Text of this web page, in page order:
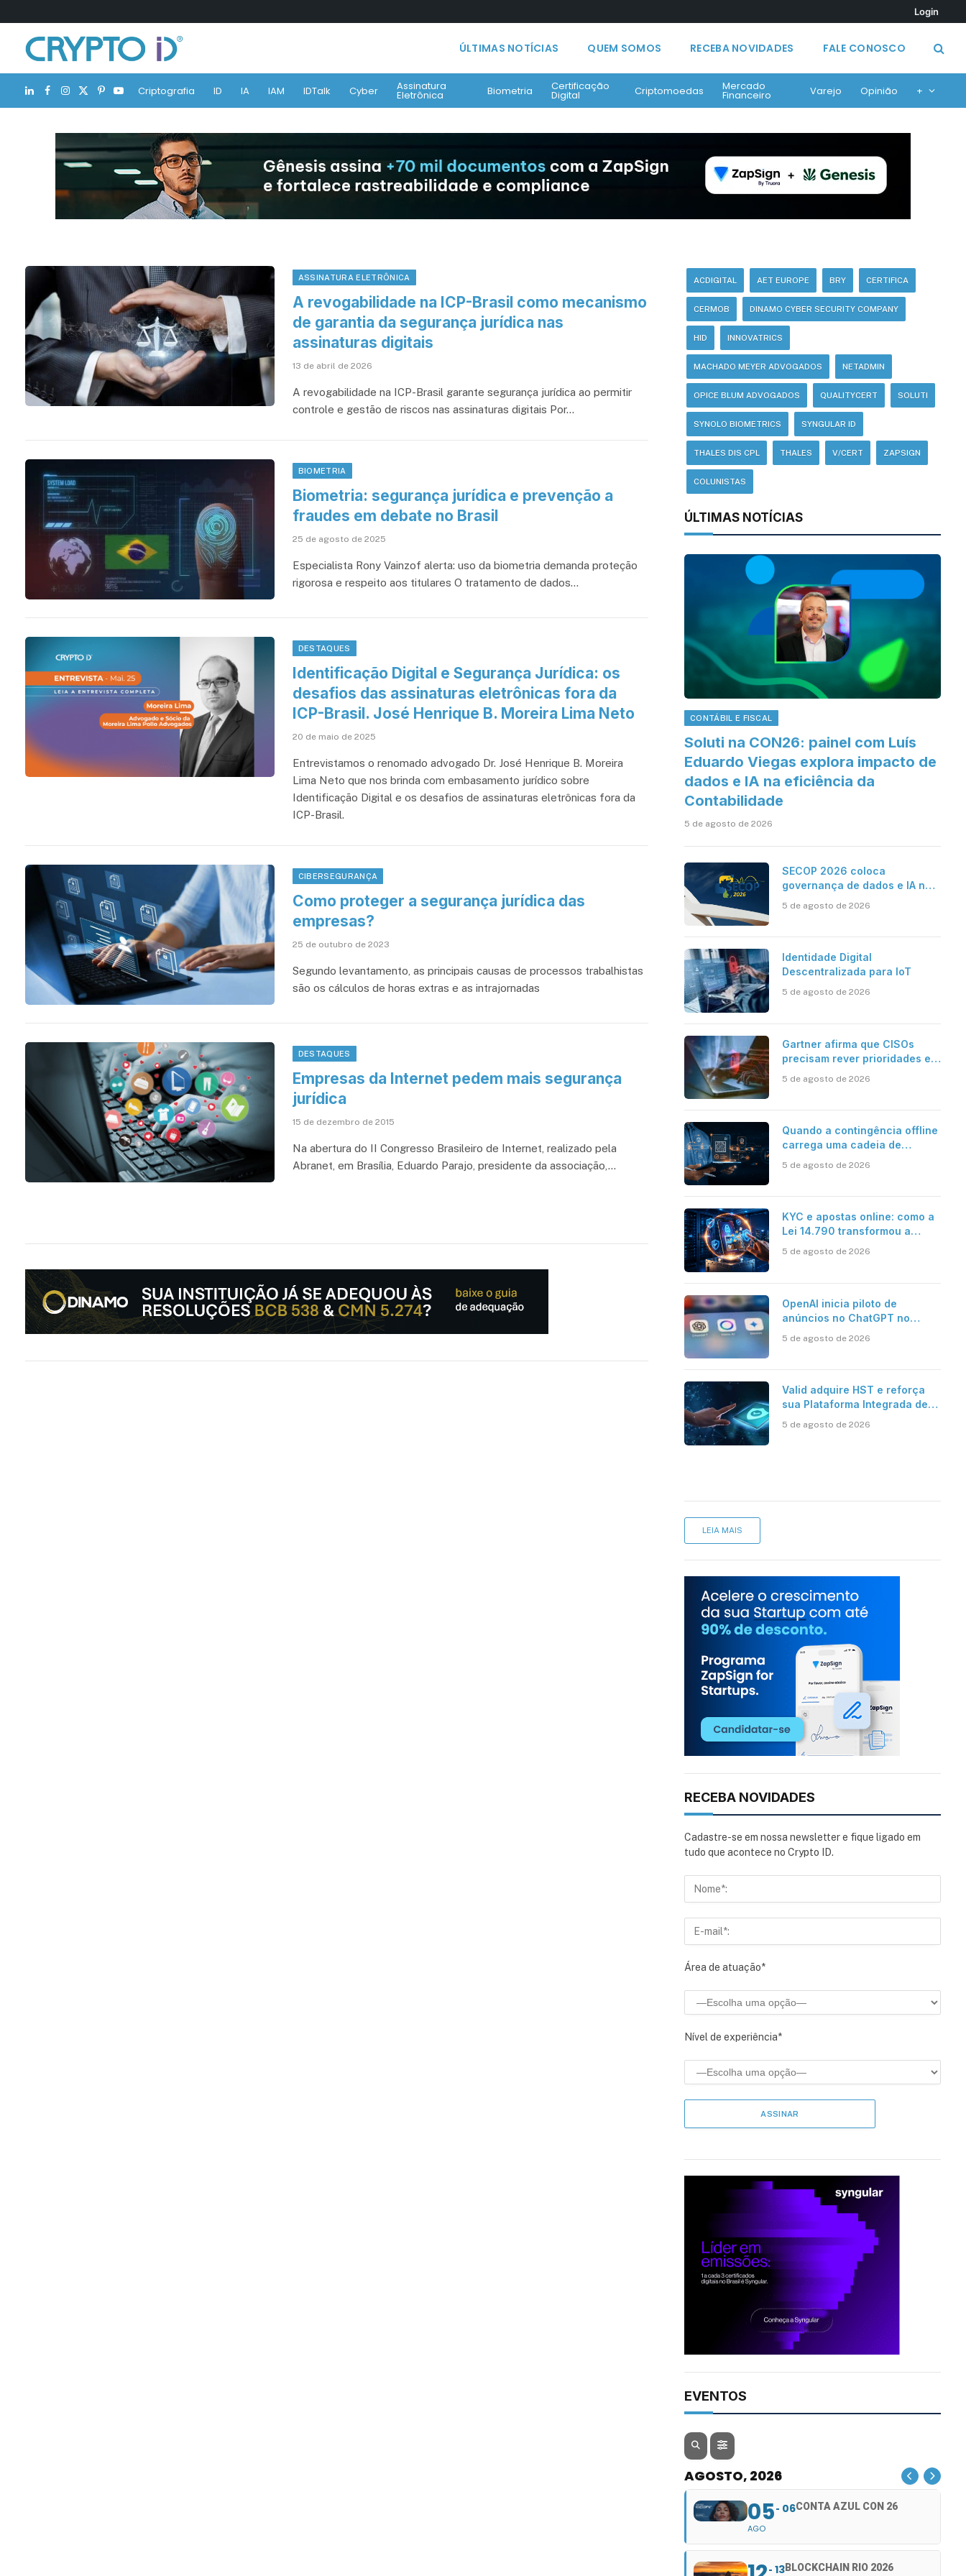
Login
ÚLTIMAS NOTÍCIAS QUEM SOMOS RECEBA NOVIDADES FALE CONOSCO
LinkedIn
Facebook
Instagram
X
(Twitter)
Pinterest
YouTubeCriptografia ID IA IAM IDTalk Cyber Assinatura
Eletrônica Biometria Certificação
Digital Criptomoedas Mercado
Financeiro Varejo Opinião +
ASSINATURA ELETRÔNICA
A revogabilidade na ICP-Brasil como mecanismo
de garantia da segurança jurídica nas
assinaturas digitais
13 de abril de 2026
A revogabilidade na ICP-Brasil garante segurança jurídica ao permitir
controle e gestão de riscos nas assinaturas digitais Por…
BIOMETRIA
Biometria: segurança jurídica e prevenção a
fraudes em debate no Brasil
25 de agosto de 2025
Especialista Rony Vainzof alerta: uso da biometria demanda proteção
rigorosa e respeito aos titulares O tratamento de dados…
DESTAQUES
Identificação Digital e Segurança Jurídica: os
desafios das assinaturas eletrônicas fora da
ICP-Brasil. José Henrique B. Moreira Lima Neto
20 de maio de 2025
Entrevistamos o renomado advogado Dr. José Henrique B. Moreira
Lima Neto que nos brinda com embasamento jurídico sobre
Identificação Digital e os desafios de assinaturas eletrônicas fora da
ICP-Brasil.
CIBERSEGURANÇA
Como proteger a segurança jurídica das
empresas?
25 de outubro de 2023
Segundo levantamento, as principais causas de processos trabalhistas
são os cálculos de horas extras e as intrajornadas
DESTAQUES
Empresas da Internet pedem mais segurança
jurídica
15 de dezembro de 2015
Na abertura do II Congresso Brasileiro de Internet, realizado pela
Abranet, em Brasília, Eduardo Parajo, presidente da associação,…
ACDIGITAL AET EUROPE BRY CERTIFICA
CERMOB DINAMO CYBER SECURITY COMPANY
HID INNOVATRICS
MACHADO MEYER ADVOGADOS NETADMIN
OPICE BLUM ADVOGADOS QUALITYCERT SOLUTI
SYNOLO BIOMETRICS SYNGULAR ID
THALES DIS CPL THALES V/CERT ZAPSIGN
COLUNISTAS
ÚLTIMAS NOTÍCIAS
CONTÁBIL E FISCAL
Soluti na CON26: painel com Luís
Eduardo Viegas explora impacto de
dados e IA na eficiência da
Contabilidade
5 de agosto de 2026
SECOP 2026 coloca
governança de dados e IA no
5 de agosto de 2026
Identidade Digital
Descentralizada para IoT
5 de agosto de 2026
Gartner afirma que CISOs
precisam rever prioridades em
enfrentar os desafios
5 de agosto de 2026
Quando a contingência offline
carrega uma cadeia de
5 de agosto de 2026
KYC e apostas online: como a
Lei 14.790 transformou a
mercado brasileiro
5 de agosto de 2026
OpenAI inicia piloto de
anúncios no ChatGPT no
5 de agosto de 2026
Valid adquire HST e reforça
sua Plataforma Integrada de
5 de agosto de 2026
LEIA MAIS
RECEBA NOVIDADES
Cadastre-se em nossa newsletter e fique ligado em
tudo que acontece no Crypto ID.
Área de atuação*
Nível de experiência*
EVENTOS
AGOSTO, 2026
05
AGO
06CONTA AZUL CON 26
13BLOCKCHAIN RIO 2026